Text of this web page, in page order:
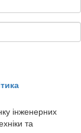
інженерних
та